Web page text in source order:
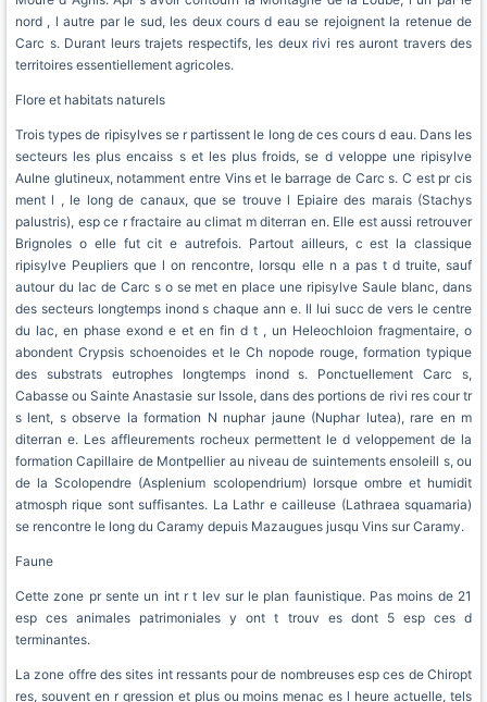
nord , l autre par le sud, les deux cours d eau se rejoignent la retenue de
Carc s. Durant leurs trajets respectifs, les deux rivi res auront travers des
territoires essentiellement agricoles.
Flore et habitats naturels
Trois types de ripisylves se r partissent le long de ces cours d eau. Dans les
secteurs les plus encaiss s et les plus froids, se d veloppe une ripisylve
Aulne glutineux, notamment entre Vins et le barrage de Carc s. C est pr cis
ment l , le long de canaux, que se trouve l Epiaire des marais (Stachys
palustris), esp ce r fractaire au climat m diterran en. Elle est aussi retrouver
Brignoles o elle fut cit e autrefois. Partout ailleurs, c est la classique
ripisylve Peupliers que l on rencontre, lorsqu elle n a pas t d truite, sauf
autour du lac de Carc s o se met en place une ripisylve Saule blanc, dans
des secteurs longtemps inond s chaque ann e. Il lui succ de vers le centre
du lac, en phase exond e et en fin d t , un Heleochloion fragmentaire, o
abondent Crypsis schoenoides et le Ch nopode rouge, formation typique
des substrats eutrophes longtemps inond s. Ponctuellement Carc s,
Cabasse ou Sainte Anastasie sur Issole, dans des portions de rivi res cour tr
s lent, s observe la formation N nuphar jaune (Nuphar lutea), rare en m
diterran e. Les affleurements rocheux permettent le d veloppement de la
formation Capillaire de Montpellier au niveau de suintements ensoleill s, ou
de la Scolopendre (Asplenium scolopendrium) lorsque ombre et humidit
atmosph rique sont suffisantes. La Lathr e cailleuse (Lathraea squamaria)
se rencontre le long du Caramy depuis Mazaugues jusqu Vins sur Caramy.
Faune
Cette zone pr sente un int r t lev sur le plan faunistique. Pas moins de 21
esp ces animales patrimoniales y ont t trouv es dont 5 esp ces d
terminantes.
La zone offre des sites int ressants pour de nombreuses esp ces de Chiropt
res, souvent en r gression et plus ou moins menac es l heure actuelle, tels